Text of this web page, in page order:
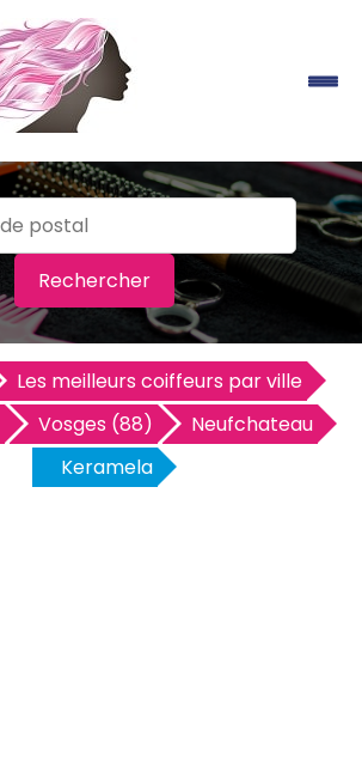
Rechercher
Les meilleurs coiffeurs par ville
Vosges (88)
Neufchateau
Keramela